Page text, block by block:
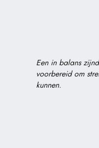
Een in balans
voorbereid om
kunnen.